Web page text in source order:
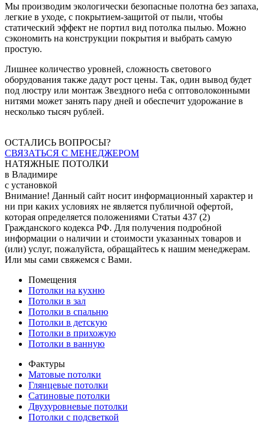
Мы производим экологически безопасные полотна без запаха,
легкие в уходе, с покрытием-защитой от пыли, чтобы
статический эффект не портил вид потолка пылью. Можно
сэкономить на конструкции покрытия и выбрать самую
простую.
Лишнее количество уровней, сложность светового
оборудования также дадут рост цены. Так, один вывод будет
под люстру или монтаж Звездного неба с оптоволоконными
нитями может занять пару дней и обеспечит удорожание в
несколько тысяч рублей.
ОСТАЛИСЬ ВОПРОСЫ?
СВЯЗАТЬСЯ С МЕНЕДЖЕРОМ
НАТЯЖНЫЕ ПОТОЛКИ
в Владимире
с установкой
Внимание! Данный сайт носит информационный характер и
ни при каких условиях не является публичной офертой,
которая определяется положениями Статьи 437 (2)
Гражданского кодекса РФ. Для получения подробной
информации о наличии и стоимости указанных товаров и
(или) услуг, пожалуйста, обращайтесь к нашим менеджерам.
Или мы сами свяжемся с Вами.
Помещения
Потолки на кухню
Потолки в зал
Потолки в спальню
Потолки в детскую
Потолки в прихожую
Потолки в ванную
Фактуры
Матовые потолки
Глянцевые потолки
Сатиновые потолки
Двухуровневые потолки
Потолки с подсветкой